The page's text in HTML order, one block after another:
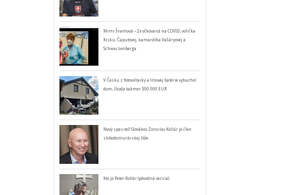
Mimi Šramová – 2x očkovaná na COVID, volička
Kisku, Čaputovej, kamarátka Vašáryovej a
Schwarzenberga
V Česku z fotovoltaiky a lítiovej batérie vybuchol
dom, škoda takmer 300 000 EUR
Nový spasiteľ Slovákov Zoroslav Kollár je člen
slobodomurárskej lóže
Kto je Peter Kotlár (pôvodná verzia)